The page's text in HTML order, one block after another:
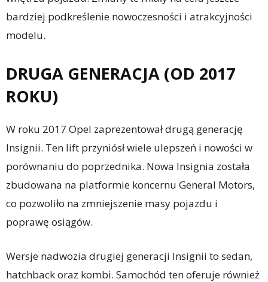
bardziej podkreślenie nowoczesności i atrakcyjności
modelu.
DRUGA GENERACJA (OD 2017
ROKU)
W roku 2017 Opel zaprezentował drugą generację
Insignii. Ten lift przyniósł wiele ulepszeń i nowości w
porównaniu do poprzednika. Nowa Insignia została
zbudowana na platformie koncernu General Motors,
co pozwoliło na zmniejszenie masy pojazdu i
poprawę osiągów.
Wersje nadwozia drugiej generacji Insignii to sedan,
hatchback oraz kombi. Samochód ten oferuje również